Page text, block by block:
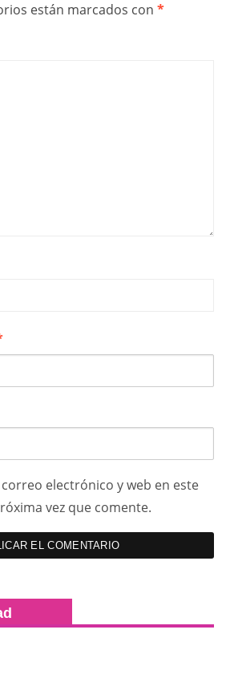
están marcados con *
electrónico y web en este
vez que comente.